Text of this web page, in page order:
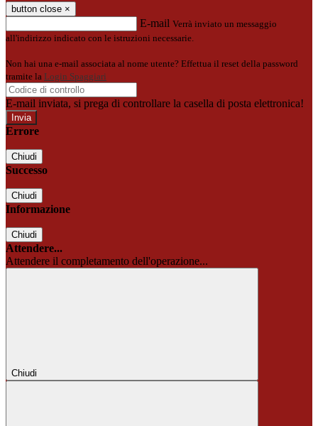
button close ×
E-mail Verrà inviato un messaggio
all'indirizzo indicato con le istruzioni necessarie.
Non hai una e-mail associata al nome utente? Effettua il reset della password
tramite la Login Spaggiari
E-mail inviata, si prega di controllare la casella di posta elettronica!
Errore
Chiudi
Successo
Chiudi
Informazione
Chiudi
Attendere...
Attendere il completamento dell'operazione...
Chiudi